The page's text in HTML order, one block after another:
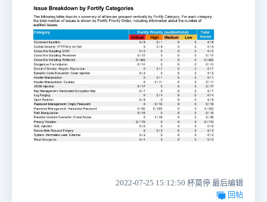
2022-07-25 15:12:50 杯莫停 最后编辑
回帖